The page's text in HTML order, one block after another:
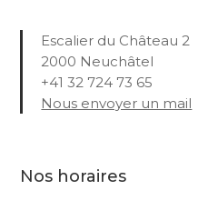
Escalier du Château 2
2000 Neuchâtel
+41 32 724 73 65
Nous envoyer un mail
Nos horaires